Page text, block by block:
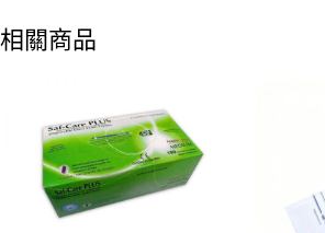
相關商品